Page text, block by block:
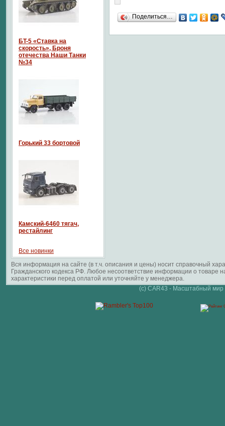
Поделиться…
БT-5 «Ставка на
скорость», Броня
отечества Наши Танки
№34
Горький 33 бортовой
Камский-6460 тягач,
рестайлинг
Все новинки
Вся информация на сайте (в т.ч. описания и цены) носит справочный
Гражданского кодекса РФ. Любое несоответствие информации о
характеристики перед оплатой или уточняйте у менеджера.
(c) CAR43 - Масштабный мир